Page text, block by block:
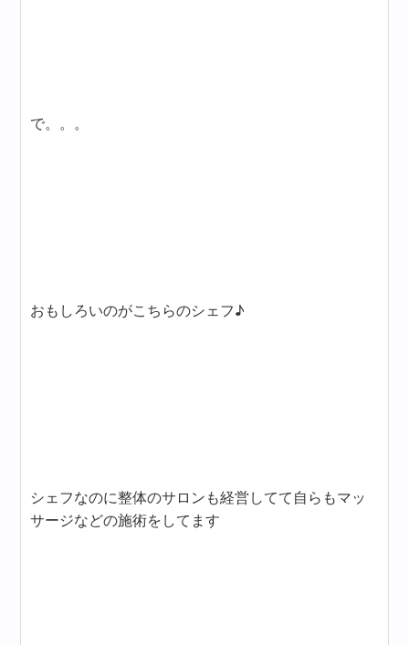
で。。。
おもしろいのがこちらのシェフ♪
シェフなのに整体のサロンも経営してて自らもマッ
サージなどの施術をしてます